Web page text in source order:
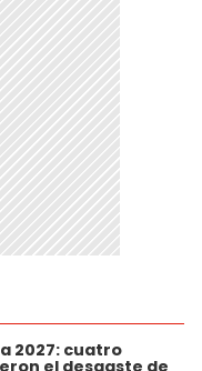
2027: cuatro
el desgaste de